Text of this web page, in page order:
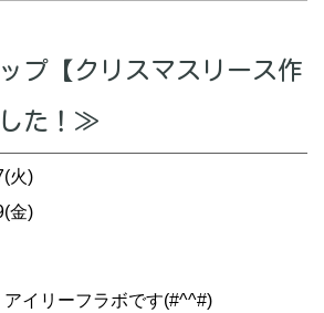
プ【クリスマスリース作
た！≫
火)
金)
イリーフラボです(#^^#)